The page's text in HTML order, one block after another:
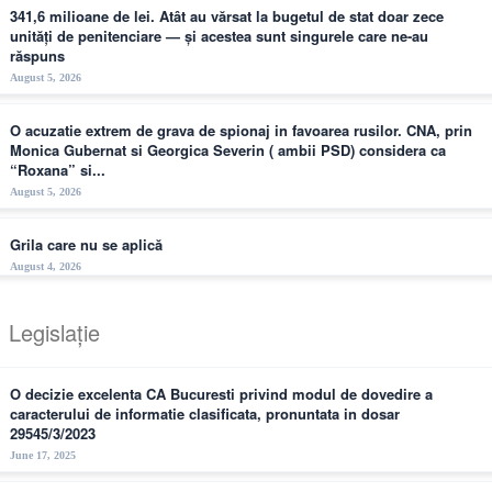
341,6 milioane de lei. Atât au vărsat la bugetul de stat doar zece
unități de penitenciare — și acestea sunt singurele care ne-au
răspuns
August 5, 2026
O acuzatie extrem de grava de spionaj in favoarea rusilor. CNA, prin
Monica Gubernat si Georgica Severin ( ambii PSD) considera ca
“Roxana” si...
August 5, 2026
Grila care nu se aplică
August 4, 2026
Legislație
O decizie excelenta CA Bucuresti privind modul de dovedire a
caracterului de informatie clasificata, pronuntata in dosar
29545/3/2023
June 17, 2025